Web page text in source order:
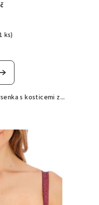
ks)
s kosticemi z...